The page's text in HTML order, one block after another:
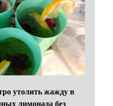
утолить жажду в
лимонада без